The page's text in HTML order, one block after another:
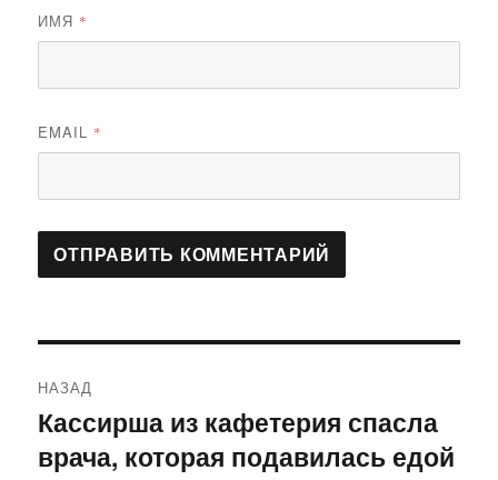
ИМЯ *
EMAIL *
по
записям
НАЗАД
Предыдущая
запись:
Кассирша из кафетерия спасла
врача, которая подавилась едой